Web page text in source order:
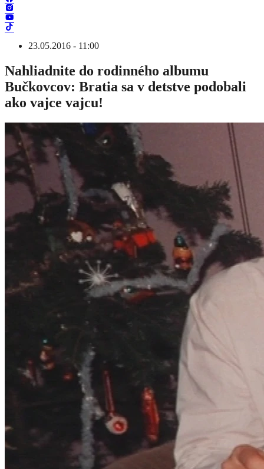
23.05.2016 - 11:00
Nahliadnite do rodinného albumu
Bučkovcov: Bratia sa v detstve podobali
ako vajce vajcu!